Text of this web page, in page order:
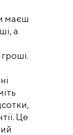
маєш
а
Це